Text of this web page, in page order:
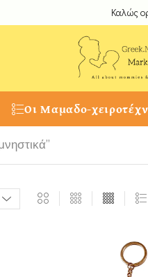
Καλώς
Οι Μαμαδο-